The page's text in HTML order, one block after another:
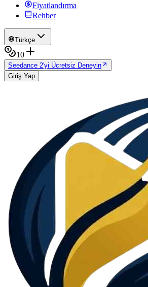
Fiyatlandırma
Rehber
Türkçe
10
Seedance 2'yi Ücretsiz Deneyin
Giriş Yap